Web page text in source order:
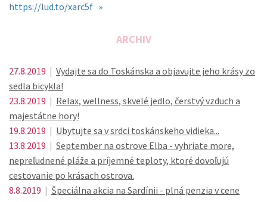
https://lud.to/xarc5f »
ARCHIV
27.8.2019 | Vydajte sa do Toskánska a objavujte jeho krásy zo
sedla bicykla!
23.8.2019 | Relax, wellness, skvelé jedlo, čerstvý vzduch a
majestátne hory!
19.8.2019 | Ubytujte sa v srdci toskánskeho vidieka...
13.8.2019 | September na ostrove Elba - vyhriate more,
nepreľudnené pláže a príjemné teploty, ktoré dovoľujú
cestovanie po krásach ostrova.
8.8.2019 | Špeciálna akcia na Sardínii - plná penzia v cene